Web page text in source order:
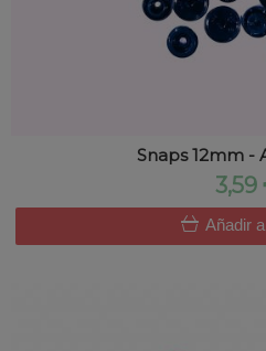
Snaps 12mm -
3,59
Añadir